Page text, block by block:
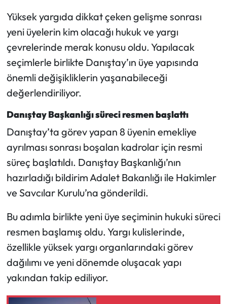
Yüksek yargıda dikkat çeken gelişme sonrası
yeni üyelerin kim olacağı hukuk ve yargı
çevrelerinde merak konusu oldu. Yapılacak
seçimlerle birlikte Danıştay’ın üye yapısında
önemli değişikliklerin yaşanabileceği
değerlendiriliyor.
Danıştay Başkanlığı süreci resmen başlattı
Danıştay’ta görev yapan 8 üyenin emekliye
ayrılması sonrası boşalan kadrolar için resmi
süreç başlatıldı. Danıştay Başkanlığı’nın
hazırladığı bildirim Adalet Bakanlığı ile Hakimler
ve Savcılar Kurulu’na gönderildi.
Bu adımla birlikte yeni üye seçiminin hukuki süreci
resmen başlamış oldu. Yargı kulislerinde,
özellikle yüksek yargı organlarındaki görev
dağılımı ve yeni dönemde oluşacak yapı
yakından takip ediliyor.
Ortaköy Haberleri
Osmancık Haberleri
Otomotiv
Resmi İlan
Resmi Reklam
Sağlık
Siyaset
Spor
Sungurlu Haberleri
Turizm